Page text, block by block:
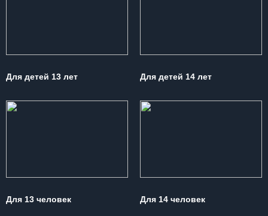
Для детей 13 лет Для детей 14 лет
Для 13 человек Для 14 человек